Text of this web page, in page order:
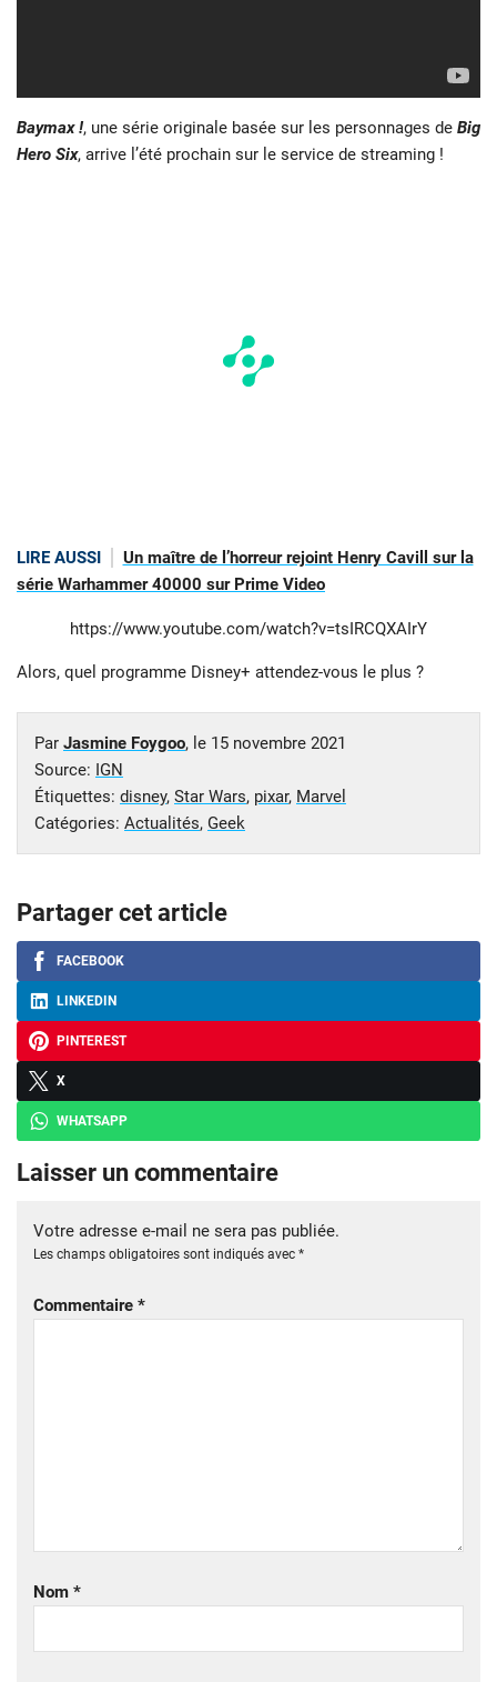
Baymax !, une série originale basée sur les personnages de Big
Hero Six, arrive l’été prochain sur le service de streaming !
LIRE AUSSI
Un maître de l’horreur rejoint Henry Cavill sur la
série Warhammer 40000 sur Prime Video
https://www.youtube.com/watch?v=tsIRCQXAIrY
Alors, quel programme Disney+ attendez-vous le plus ?
Par Jasmine Foygoo, le 15 novembre 2021
Source: IGN
Étiquettes: disney, Star Wars, pixar, Marvel
Catégories: Actualités, Geek
Partager cet article
FACEBOOK
LINKEDIN
PINTEREST
X
WHATSAPP
Laisser un commentaire
Votre adresse e-mail ne sera pas publiée.
Les champs obligatoires sont indiqués avec *
Commentaire *
Nom *